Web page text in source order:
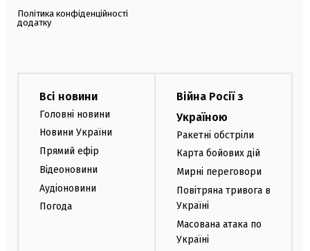
Політика конфіденційності
додатку
Всі новини
Головні новини
Новини України
Прямий ефір
Відеоновини
Аудіоновини
Погода
Війна Росії з
Україною
Ракетні обстріли
Карта бойових дій
Мирні переговори
Повітряна тривога в
Україні
Масована атака по
Україні